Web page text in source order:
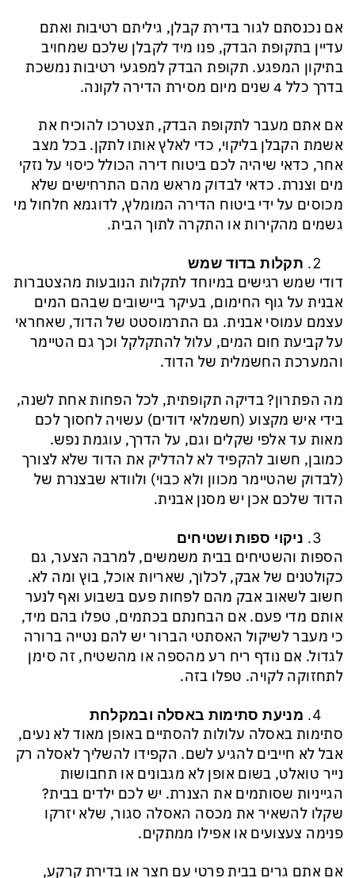
אם נכנסתם לגור בדירת קבלן, גיליתם רטיבות ואתם
עדיין בתקופת הבדק, פנו מיד לקבלן שלכם שמחויב
בתיקון המפגע. תקופת הבדק למפגעי רטיבות נמשכת
בדרך כלל 4 שנים מיום מסירת הדירה לקונה.
אם אתם מעבר לתקופת הבדק, תצטרכו להוכיח את
אשמת הקבלן בליקוי, כדי לאלץ אותו לתקן. בכל מצב
אחר, כדאי שיהיה לכם ביטוח דירה הכולל כיסוי על נזקי
מים וצנרת. כדאי לבדוק מראש מהם התרחישים שלא
מכוסים על ידי ביטוח הדירה המומלץ, לדוגמא חלחול מי
גשמים מהקירות או התקרה לתוך הבית.
תקלות בדוד שמש
דודי שמש רגישים במיוחד לתקלות הנובעות מהצטברות
אבנית על גוף החימום, בעיקר ביישובים שבהם המים
עצמם עמוסי אבנית. גם התרמוסטט של הדוד, שאחראי
על קביעת חום המים, עלול להתקלקל וכך גם הטיימר
והמערכת החשמלית של הדוד.
מה הפתרון? בדיקה תקופתית, לכל הפחות אחת לשנה,
בידי איש מקצוע (חשמלאי דודים) עשויה לחסוך לכם
מאות עד אלפי שקלים וגם, על הדרך, עוגמת נפש.
כמובן, חשוב להקפיד לא להדליק את הדוד שלא לצורך
(לבדוק שהטיימר מכוון ולא כבוי) ולוודא שבצנרת של
הדוד שלכם אכן יש מסנן אבנית.
ניקוי ספות ושטיחים
הספות והשטיחים בבית משמשים, למרבה הצער, גם
כקולטנים של אבק, לכלוך, שאריות אוכל, בוץ ומה לא.
חשוב לשאוב אבק מהם לפחות פעם בשבוע ואף לנער
אותם מדי פעם. אם הבחנתם בכתמים, טפלו בהם מיד,
כי מעבר לשיקול האסתטי הברור יש להם נטייה ברורה
לגדול. אם נודף ריח רע מהספה או מהשטיח, זה סימן
לתחזוקה לקויה. טפלו בזה.
מניעת סתימות באסלה ובמקלחת
סתימות באסלה עלולות להסתיים באופן מאוד לא נעים,
אבל לא חייבים להגיע לשם. הקפידו להשליך לאסלה רק
נייר טואלט, בשום אופן לא מגבונים או תחבושות
הגייניות שסותמים את הצנרת. יש לכם ילדים בבית?
שקלו להשאיר את מכסה האסלה סגור, שלא יזרקו
פנימה צעצועים או אפילו ממתקים.
אם אתם גרים בבית פרטי עם חצר או בדירת קרקע,